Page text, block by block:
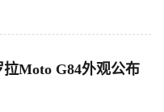
Moto G84外观公布